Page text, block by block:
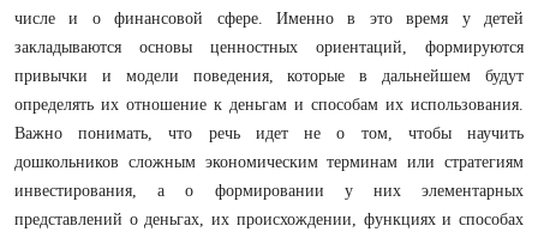
числе и о финансовой сфере. Именно в это время у детей
закладываются основы ценностных ориентаций, формируются
привычки и модели поведения, которые в дальнейшем будут
определять их отношение к деньгам и способам их использования.
Важно понимать, что речь идет не о том, чтобы научить
дошкольников сложным экономическим терминам или стратегиям
инвестирования, а о формировании у них элементарных
представлений о деньгах, их происхождении, функциях и способах